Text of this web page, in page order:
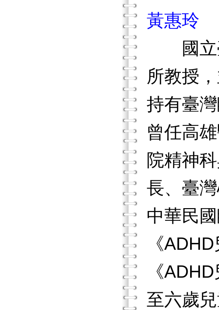
黃惠玲
國
所教授
持有臺
曾任高
院精神
長、臺
中華民
《
《
至六歲